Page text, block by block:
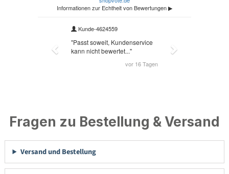
Fragen zu Bestellung & Versand
Versand und Bestellung